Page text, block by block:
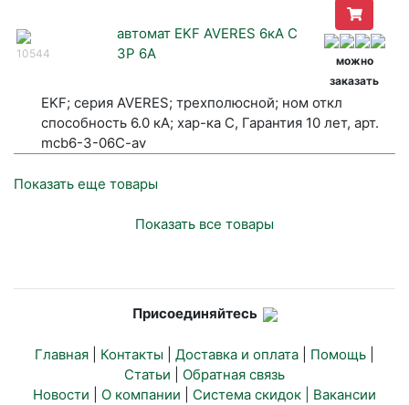
10544
автомат EKF AVERES 6кА C
3P 6A
можно
заказать
EKF; серия AVERES; трехполюсной; ном откл
способность 6.0 кА; хар-ка С, Гарантия 10 лет, арт.
mcb6-3-06C-av
Показать еще товары
Показать все товары
Присоединяйтесь
Главная Контакты Доставка и оплата Помощь
Статьи
Обратная связь
Новости
О компании Система скидок | Вакансии